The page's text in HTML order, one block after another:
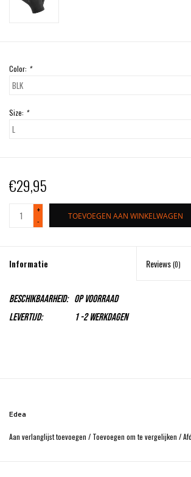
Color: *
Size: *
€29,95
+
-
TOEVOEGEN AAN WINKELWAGEN
Informatie Reviews(0)
Beschikbaarheid: Op voorraad
Levertijd:
1 -2 Werkdagen
Edea
Aan verlanglijst toevoegen / Toevoegen om te vergelijken /